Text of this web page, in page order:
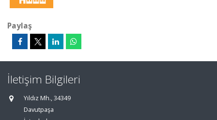
Paylaş
İletişim Bilgileri
Yıldız Mh., 34349
Davutpaşa